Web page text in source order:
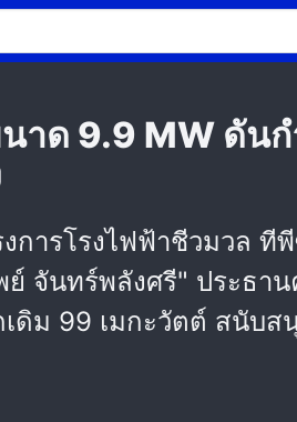
าด 9.9 MW ดัน
ารโรงไฟฟ้าชีวมวล ทีพี
จันทร์พลังศรี" ประธา
ดิม 99 เมกะวัตต์ สนับ